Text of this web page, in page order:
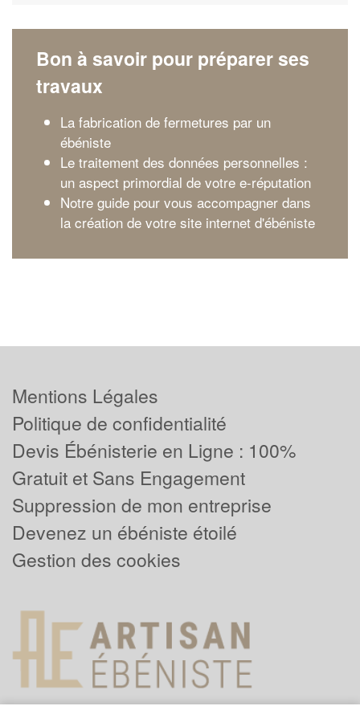
Bon à savoir pour préparer ses
travaux
La fabrication de fermetures par un
ébéniste
Le traitement des données personnelles :
un aspect primordial de votre e-réputation
Notre guide pour vous accompagner dans
la création de votre site internet d'ébéniste
Mentions Légales
Politique de confidentialité
Devis Ébénisterie en Ligne : 100%
Gratuit et Sans Engagement
Suppression de mon entreprise
Devenez un ébéniste étoilé
Gestion des cookies